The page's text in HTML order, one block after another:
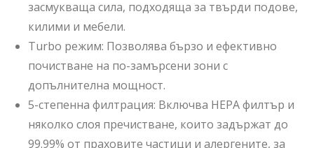
засмукваща сила, подходяща за твърди подове,
килими и мебели.
Turbo режим: Позволява бързо и ефективно
почистване на по-замърсени зони с
допълнителна мощност.
5-степенна филтрация: Включва HEPA филтър и
няколко слоя пречистване, които задържат до
99.99% от праховите частици и алергените, за